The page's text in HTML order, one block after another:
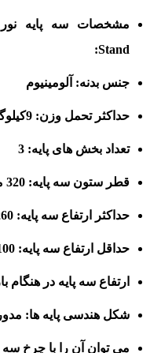
Stand:
جنس بدنه: آلومینیوم
حداکثر تحمل وزن: 9کیلوگرم
تعداد بخش های پایه: 3
قطر ستون سه پایه: 320 میلی متر
حداکثر ارتفاع سه پایه: 260 سانتی متر
حداقل ارتفاع سه پایه: 100 سانتی متر
ارتفاع سه پایه در هنگام باز شدن:
شکل هندسی پایه ها: مدور
می توان آن را با چرخ سه